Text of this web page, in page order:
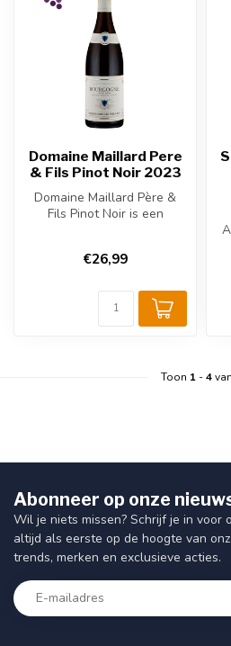
Domaine Maillard Pere
& Fils Pinot Noir 2023
Domaine Maillard Père &
Fils Pinot Noir is een
€26,99
Toon 1-4
Abonneer op onze
Wil je niets missen? Schrijf je in voor
altijd als eerste op de hoogte van
trends, merken en exclusieve acties.